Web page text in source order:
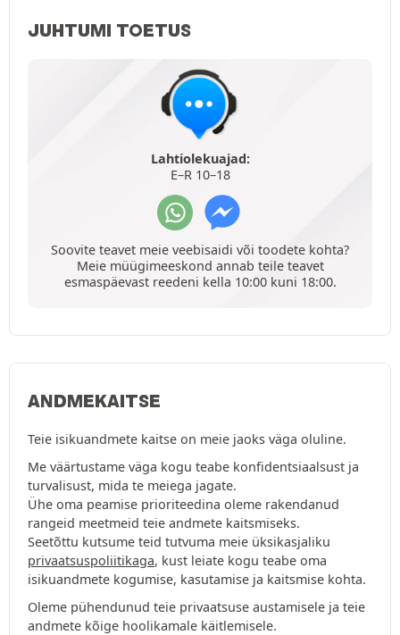
JUHTUMI TOETUS
Lahtiolekuajad:
E–R 10–18
Soovite teavet meie veebisaidi või toodete kohta?
Meie müügimeeskond annab teile teavet
esmaspäevast reedeni kella 10:00 kuni 18:00.
ANDMEKAITSE
Teie isikuandmete kaitse on meie jaoks väga oluline.
Me väärtustame väga kogu teabe konfidentsiaalsust ja
turvalisust, mida te meiega jagate.
Ühe oma peamise prioriteedina oleme rakendanud
rangeid meetmeid teie andmete kaitsmiseks.
Seetõttu kutsume teid tutvuma meie üksikasjaliku
privaatsuspoliitikaga, kust leiate kogu teabe oma
isikuandmete kogumise, kasutamise ja kaitsmise kohta.
Oleme pühendunud teie privaatsuse austamisele ja teie
andmete kõige hoolikamale käitlemisele.